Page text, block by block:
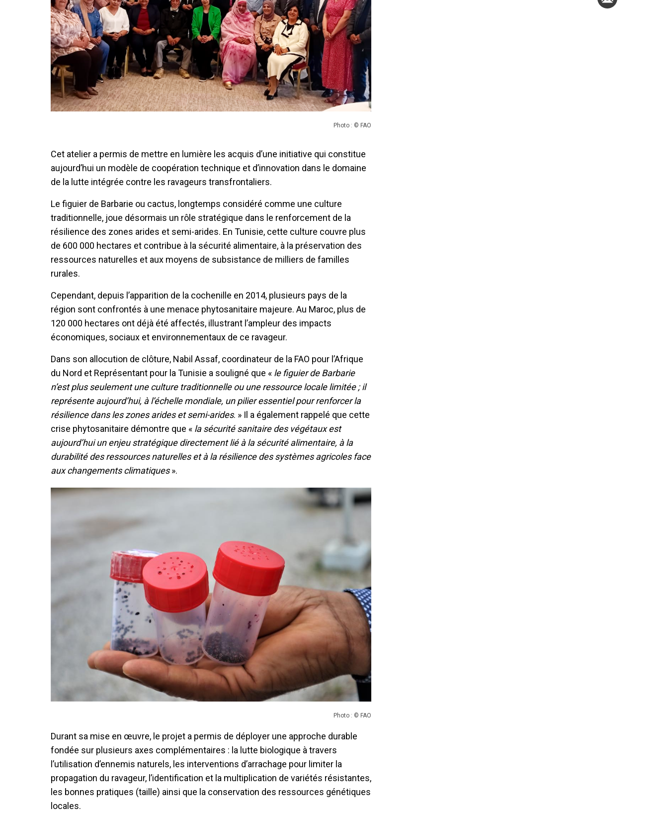
Photo : © FAO
Cet atelier a permis de mettre en lumière les acquis d’une initiative qui constitue
aujourd’hui un modèle de coopération technique et d’innovation dans le domaine
de la lutte intégrée contre les ravageurs transfrontaliers.
Le figuier de Barbarie ou cactus, longtemps considéré comme une culture
traditionnelle, joue désormais un rôle stratégique dans le renforcement de la
résilience des zones arides et semi-arides. En Tunisie, cette culture couvre plus
de 600 000 hectares et contribue à la sécurité alimentaire, à la préservation des
ressources naturelles et aux moyens de subsistance de milliers de familles
rurales.
Cependant, depuis l’apparition de la cochenille en 2014, plusieurs pays de la
région sont confrontés à une menace phytosanitaire majeure. Au Maroc, plus de
120 000 hectares ont déjà été affectés, illustrant l’ampleur des impacts
économiques, sociaux et environnementaux de ce ravageur.
Dans son allocution de clôture, Nabil Assaf, coordinateur de la FAO pour l’Afrique
du Nord et Représentant pour la Tunisie a souligné que « le figuier de Barbarie
n’est plus seulement une culture traditionnelle ou une ressource locale limitée ; il
représente aujourd’hui, à l’échelle mondiale, un pilier essentiel pour renforcer la
résilience dans les zones arides et semi-arides. » Il a également rappelé que cette
crise phytosanitaire démontre que « la sécurité sanitaire des végétaux est
aujourd’hui un enjeu stratégique directement lié à la sécurité alimentaire, à la
durabilité des ressources naturelles et à la résilience des systèmes agricoles face
aux changements climatiques».
Photo : © FAO
Durant sa mise en œuvre, le projet a permis de déployer une approche durable
fondée sur plusieurs axes complémentaires : la lutte biologique à travers
l’utilisation d’ennemis naturels, les interventions d’arrachage pour limiter la
propagation du ravageur, l’identification et la multiplication de variétés résistantes,
les bonnes pratiques (taille) ainsi que la conservation des ressources génétiques
locales.